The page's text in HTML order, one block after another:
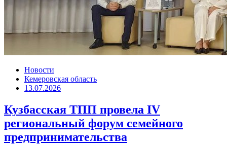
Новости
Кемеровская область
13.07.2026
Кузбасская ТПП провела IV
региональный форум семейного
предпринимательства